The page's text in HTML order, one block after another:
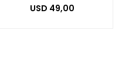
USD 49,00